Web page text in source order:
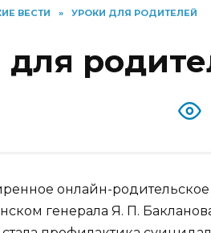
ВЕСТИ » УРОКИ ДЛЯ РОДИТЕЛЕЙ
онлайн-
генерала Я. П.